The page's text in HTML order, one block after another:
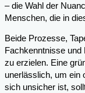
– die Wahl der
Menschen, die in
Beide Prozesse,
Fachkenntnisse und
zu erzielen. Eine
unerlässlich, um ein
sich unsicher ist,